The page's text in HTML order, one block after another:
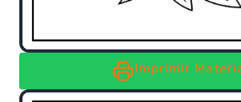
Imprimir